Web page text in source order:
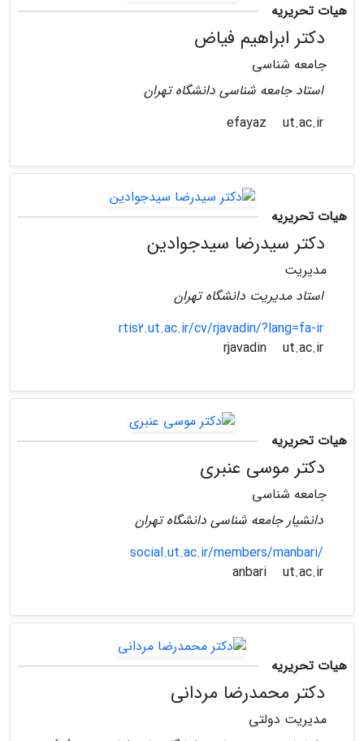
هیات تحریریه
دکتر ابراهیم فیاض
جامعه شناسی
استاد جامعه شناسی دانشگاه تهران
ut.ac.ir
هیات تحریریه
دکتر سیدرضا سیدجوادین
مدیریت
استاد مدیریت دانشگاه تهران
rtis2.ut.ac.ir/cv/rjavadin/?lang=fa-ir
ut.ac.ir
هیات تحریریه
دکتر موسی عنبری
جامعه شناسی
دانشیار جامعه شناسی دانشگاه تهران
social.ut.ac.ir/members/manbari/
ut.ac.ir
هیات تحریریه
دکتر محمدرضا مردانی
مدیریت دولتی